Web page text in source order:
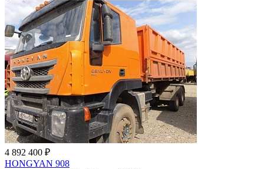
4 892 400 ₽
HONGYAN 908